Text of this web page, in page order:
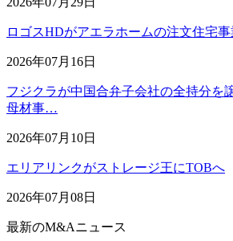
ロゴスHDがアエラホームの注文住宅
2026年07月16日
フジクラが中国合弁子会社の全持分
母材事…
2026年07月10日
エリアリンクがストレージ王にTOBへ
2026年07月08日
最新のM&Aニュース